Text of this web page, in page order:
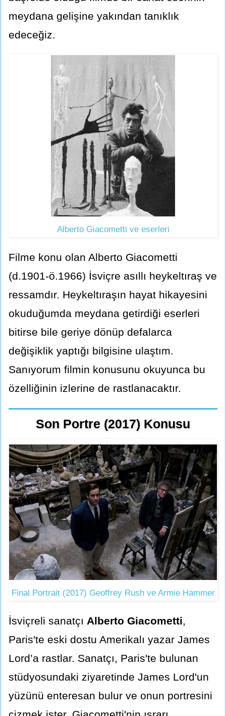
meydana gelişine yakından tanıklık
edeceğiz.
Alberto Giacometti ve eserleri
Filme konu olan Alberto Giacometti
(d.1901-ö.1966) İsviçre asıllı heykeltıraş ve
ressamdır. Heykeltıraşın hayat hikayesini
okuduğumda meydana getirdiği eserleri
bitirse bile geriye dönüp defalarca
değişiklik yaptığı bilgisine ulaştım.
Sanıyorum filmin konusunu okuyunca bu
özelliğinin izlerine de rastlanacaktır.
Son Portre (2017) Konusu
Final Portrait (2017) Geoffrey Rush ve Armie Hammer
İsviçreli sanatçı Alberto Giacometti
Paris'te eski dostu Amerikalı yazar James
Lord’a rastlar. Sanatçı, Paris'te bulunan
stüdyosundaki ziyaretinde James Lord'un
yüzünü enteresan bulur ve onun portresini